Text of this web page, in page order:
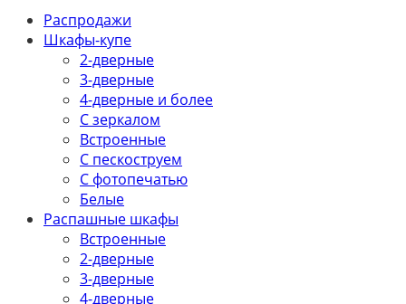
Распродажи
Шкафы-купе
2-дверные
3-дверные
4-дверные и более
С зеркалом
Встроенные
С пескоструем
С фотопечатью
Белые
Распашные шкафы
Встроенные
2-дверные
3-дверные
4-дверные